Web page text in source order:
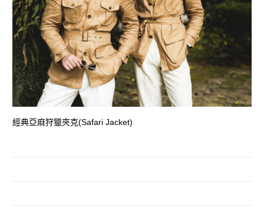
經典亞麻狩獵夾克(Safari Jacket)